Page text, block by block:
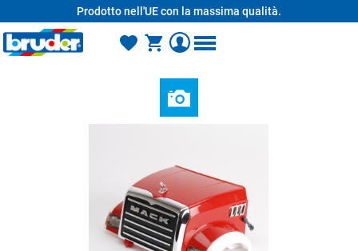
Prodotto nell'UE con la massima qualità.